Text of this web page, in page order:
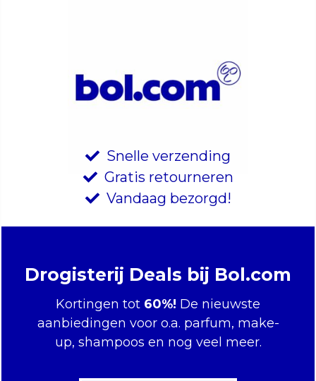
Snelle verzending
Gratis retourneren
Vandaag bezorgd!
Drogisterij Deals bij Bol.com
Kortingen tot 60%! De nieuwste
aanbiedingen voor o.a. parfum, make-
up, shampoos en nog veel meer.